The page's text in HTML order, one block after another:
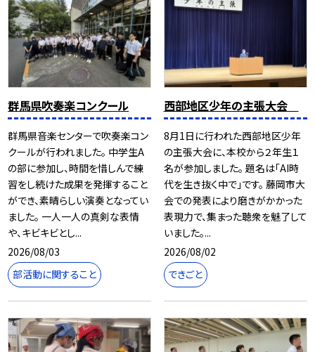
群馬県吹奏楽コンクール
群馬県音楽センターで吹奏楽コン
クールが行われました。 中学生A
の部に参加し、時間を惜しんで練
習をし続けた成果を発揮すること
ができ、素晴らしい演奏となってい
ました。 一人一人の真剣な表情
や、キビキビとし...
2026/08/03
部活動に関すること
西部地区少年の主張大会
8月1日に行われた西部地区少年
の主張大会に、本校から２年生１
名が参加しました。 題名は「AI時
代を生き抜く中で」です。 藤岡市大
会での発表により磨きがかかった
表現力で、集まった聴衆を魅了して
いました。...
2026/08/02
できごと